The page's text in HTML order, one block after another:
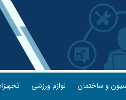
و ساختمان لوازم ورزشی